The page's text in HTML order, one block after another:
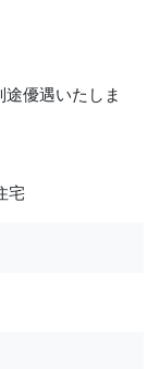
優遇いたしま
宅